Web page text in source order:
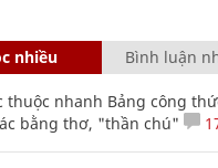
nhiều Bình luận
thuộc nhanh Bảng công
bằng thơ, "thần chú"